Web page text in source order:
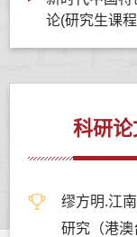
论(研究生课
科研论
缪方明.江
研究（港